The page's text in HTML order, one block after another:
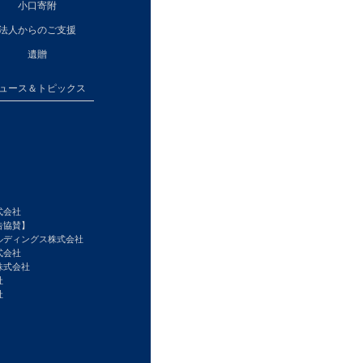
小口寄附
人からのご支援
遺贈
ース＆トピックス
会社
賛】
ィングス株式会社
会社
式会社